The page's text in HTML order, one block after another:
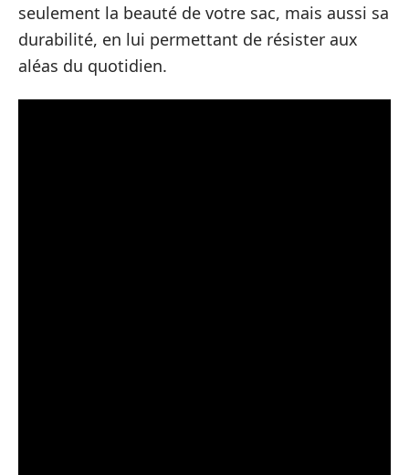
seulement la beauté de votre sac, mais aussi sa
durabilité, en lui permettant de résister aux
aléas du quotidien.